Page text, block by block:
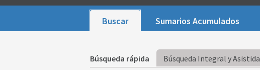
Buscar Sumarios Acumulados
Búsqueda rápida Búsqueda Integral y Asistida